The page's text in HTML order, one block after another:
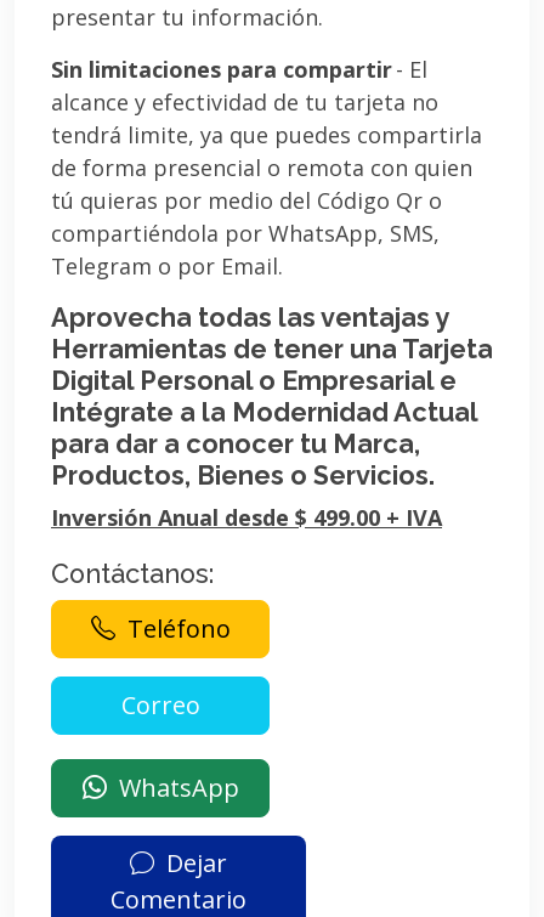
presentar tu información.
Sin limitaciones para compartir- El
alcance y efectividad de tu tarjeta no
tendrá limite, ya que puedes compartirla
de forma presencial o remota con quien
tú quieras por medio del Código Qr o
compartiéndola por WhatsApp, SMS,
Telegram o por Email.
Aprovecha todas las ventajas y
Herramientas de tener una Tarjeta
Digital Personal o Empresarial e
Intégrate a la Modernidad Actual
para dar a conocer tu Marca,
Productos, Bienes o Servicios.
Inversión Anual desde $ 499.00 + IVA
Contáctanos:
Teléfono
WhatsApp
Dejar
Comentario